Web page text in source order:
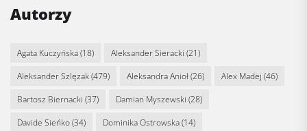
Autorzy
Agata Kuczyńska(18) Aleksander Sieracki (21)
Aleksander Szlęzak(479) Aleksandra Anioł(26) Alex Madej (46)
Bartosz Biernacki (37) Damian Myszewski (28)
Davide Sieńko(34) Dominika Ostrowska(14)